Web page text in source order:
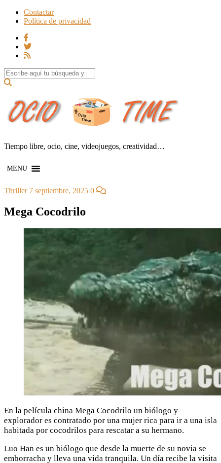
Contactar
Política de privacidad
Search for:
Tiempo libre, ocio, cine, videojuegos, creatividad…
MENU
Thriller 7 septiembre, 2025 0
Mega Cocodrilo
En la película china Mega Cocodrilo un biólogo y
explorador es contratado por una mujer rica para ir a una isla
habitada por cocodrilos para rescatar a su hermano.
Luo Han es un biólogo que desde la muerte de su novia se
emborracha y lleva una vida tranquila. Un día recibe la visita